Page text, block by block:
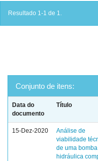
Resultado 1-1 de 1.
Conjunto de itens:
Data do
documento
Título
15-Dez-2020
Análise de
viabilidade
de uma bomba
hidráulica